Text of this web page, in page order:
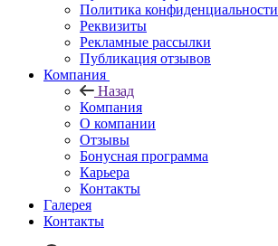
Политика конфиденциальности
Реквизиты
Рекламные рассылки
Публикация отзывов
Компания
Назад
Компания
О компании
Отзывы
Бонусная программа
Карьера
Контакты
Галерея
Контакты